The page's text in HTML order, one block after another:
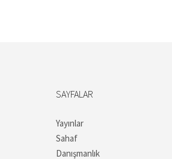
SAYFALAR
Yayınlar
Sahaf
Danışmanlık